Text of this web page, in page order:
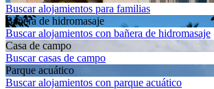
Buscar alojamientos para familias
Bañera de hidromasaje
Buscar alojamientos con bañera de hidromasaje
Casa de campo
Buscar casas de campo
Parque acuático
Buscar alojamientos con parque acuático